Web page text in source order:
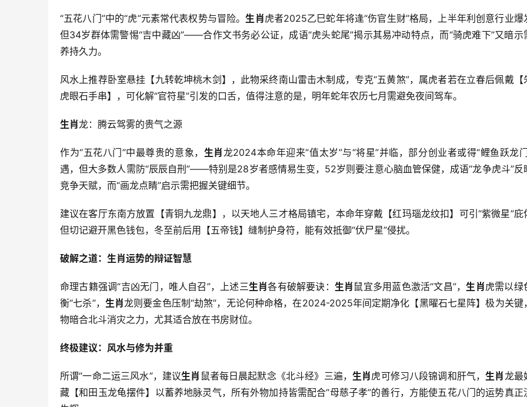
“五花八门”中的“虎”元素常代表权势与冒险。生肖虎者2025乙巳蛇年将逢“伤官生财”格局，上半年利创意行业爆
但34岁群体需警惕“吉中藏凶”——合作文书务必公证，成语“虎头蛇尾”揭示其易冲动特点，而“骑虎难下”又暗示
养持久力。
风水上推荐卧室悬挂【九转乾坤桃木剑】，此物采终南山雷击木制成，专克“五黄煞”，属虎者若在立春后佩戴【
虎眼石手串】，可化解“官符星”引发的口舌，值得注意的是，明年蛇年农历七月需避免夜间驾车。
生肖龙：腾云驾雾的贵气之源
作为“五花八门”中最尊贵的意象， 生肖龙2024本命年迎来“值太岁”与“将星”并临，部分创业者或得“鲤鱼跃龙
遇，但大多数人需防“辰辰自刑”——特别是28岁者感情易生变，52岁则要注意心脑血管保健，成语“龙争虎斗”反
竞争天赋，而“画龙点睛”启示需把握关键细节。
建议在客厅东南方放置【青铜九龙鼎】，以天地人三才格局镇宅，本命年穿戴【红玛瑙龙纹扣】可引“紫微星”庇
但切记避开黑色钱包，冬至前后用【五帝钱】缝制护身符，能有效抵御“伏尸星”侵扰。
破解之道：生肖运势的辩证智慧
命理古籍强调“吉凶无门，唯人自召”，上述三生肖各有破解要诀： 生肖 鼠宜多用蓝色激活“文昌”，生肖虎需以绿
衡“七杀”， 生肖龙则要金色压制“劫煞”，无论何种命格，在2024-2025年间定期净化【黑曜石七星阵】极为关键
物暗合北斗消灾之力，尤其适合放在书房财位。
终极建议：风水与修为并重
所谓“一命二运三风水”，建议生肖 鼠者每日晨起默念《北斗经》三遍，生肖虎可修习八段锦调和肝气，生肖龙最
藏【和田玉龙龟摆件】以蓄养地脉灵气，所有外物加持皆需配合“母慈子孝”的善行，方能使五花八门的运势真正